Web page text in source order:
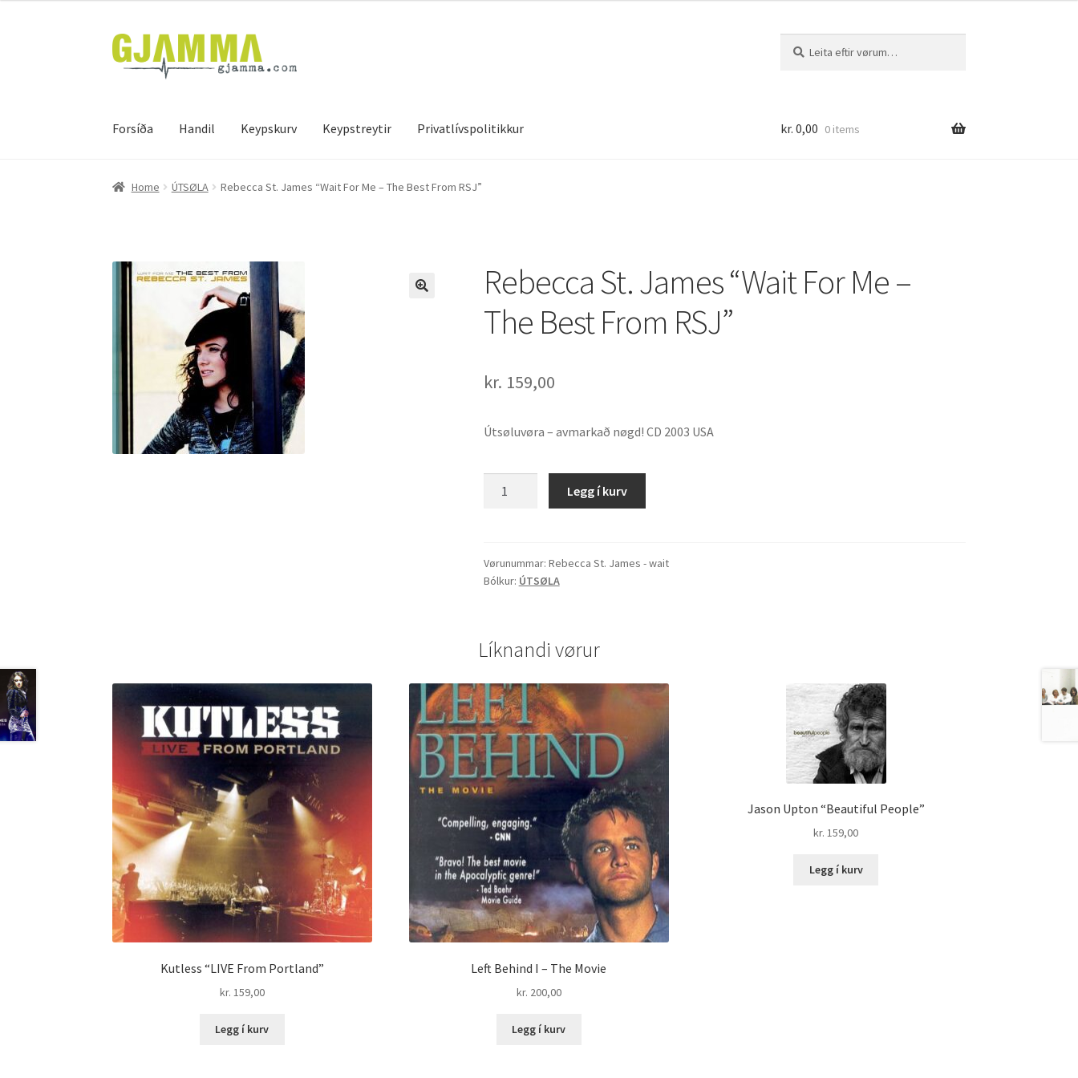
Skip
to
navigation
Skip
to
eftir:
Forsíða Handil Keypskurv Keypstreytir Privatlívspolitikkur
Heim HandilKeypskurvKassi Mín brúkariKeypstreytir Privatlívspolitikkur
kr. 0,00 0 items
Home ÚTSØLA Rebecca St. James “Wait For Me – The Best From RSJ”
Rebecca St. James “Wait For Me –
The Best From RSJ”
kr. 159,00
Útsøluvøra – avmarkað nøgd! CD 2003 USA
For
Me
Best
From
RSJ"
quantity
Legg í kurv
Vørunummar: Rebecca St. James - wait
Bólkur: ÚTSØLA
Líknandi vørur
Kutless “LIVE From Portland”
kr. 159,00
Legg í kurv
Left Behind I – The Movie
kr. 200,00
Legg í kurv
Jason Upton “Beautiful People”
kr. 159,00
Legg í kurv